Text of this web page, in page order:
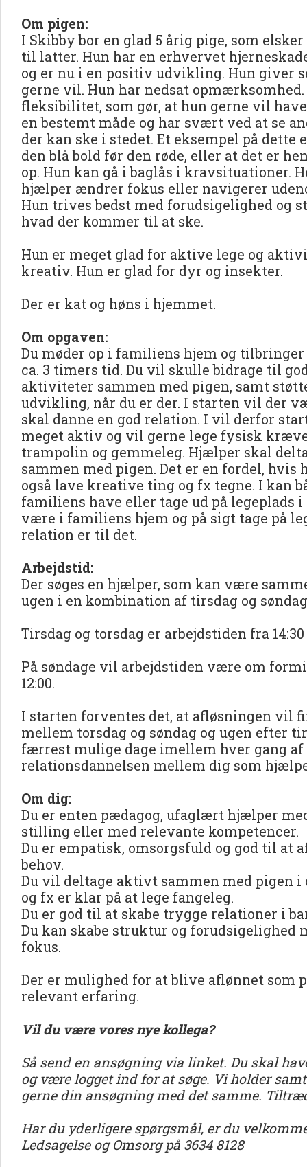
Om pigen:
I Skibby bor en glad 5 årig pige, som
til latter. Hun har en erhvervet
og er nu i en positiv udvikling. Hun giver
gerne vil. Hun har nedsat
fleksibilitet, som gør, at hun gerne vil
en bestemt måde og har svært ved at se
der kan ske i stedet. Et eksempel på dette
den blå bold før den røde, eller at det er
op. Hun kan gå i baglås i kravsituationer.
hjælper ændrer fokus eller navigerer
Hun trives bedst med forudsigelighed og
hvad der kommer til at ske.
Hun er meget glad for aktive lege og
kreativ. Hun er glad for dyr og insekter.
Der er kat og høns i hjemmet.
Om opgaven:
Du møder op i familiens hjem og
ca. 3 timers tid. Du vil skulle bidrage til
aktiviteter sammen med pigen, samt
udvikling, når du er der. I starten vil der
skal danne en god relation. I vil derfor
meget aktiv og vil gerne lege fysisk
trampolin og gemmeleg. Hjælper skal
sammen med pigen. Det er en fordel, hvis
også lave kreative ting og fx tegne. I kan
familiens have eller tage ud på legeplads
være i familiens hjem og på sigt tage på
relation er til det.
Arbejdstid:
Der søges en hjælper, som kan være
ugen i en kombination af tirsdag og
Tirsdag og torsdag er arbejdstiden fra 14:30
På søndage vil arbejdstiden være om
12:00.
I starten forventes det, at afløsningen vil
mellem torsdag og søndag og ugen efter
færrest mulige dage imellem hver gang
relationsdannelsen mellem dig som
Om dig:
Du er enten pædagog, ufaglært hjælper
stilling eller med relevante kompetencer.
Du er empatisk, omsorgsfuld og god til at
behov.
Du vil deltage aktivt sammen med pigen
og fx er klar på at lege fangeleg.
Du er god til at skabe trygge relationer i
Du kan skabe struktur og forudsigelighed
fokus.
Der er mulighed for at blive aflønnet som
relevant erfaring.
Vil du være vores nye kollega?
Så send en ansøgning via linket. Du skal
og være logget ind for at søge. Vi holder
gerne din ansøgning med det samme.
Har du yderligere spørgsmål, er du
Ledsagelse og Omsorg på 3634 8128